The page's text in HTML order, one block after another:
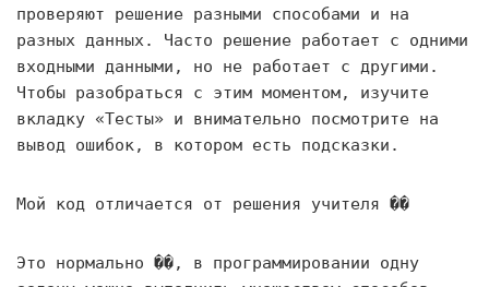
проверяют решение разными способами и на
разных данных. Часто решение работает с одними
входными данными, но не работает с другими.
Чтобы разобраться с этим моментом, изучите
вкладку «Тесты» и внимательно посмотрите на
вывод ошибок, в котором есть подсказки.
Мой код отличается от решения учителя ��
Это нормально ��, в программировании одну